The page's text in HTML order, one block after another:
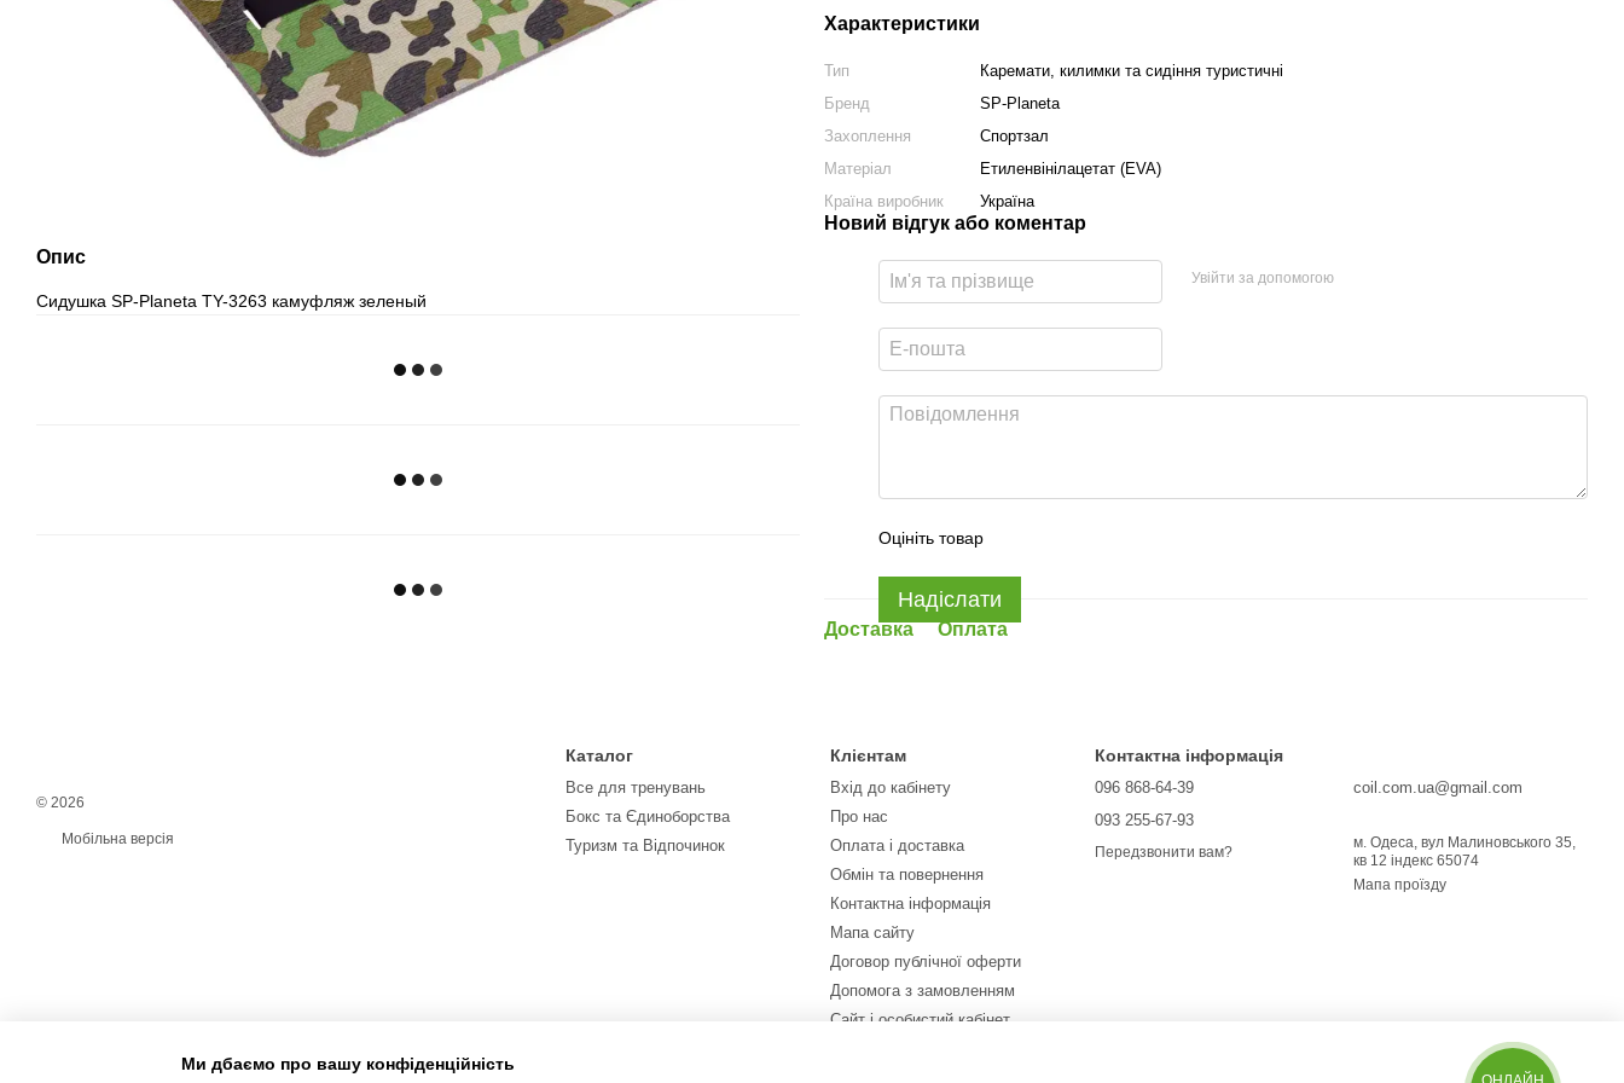
Опис
Сидушка SP-Planeta TY-3263 камуфляж зеленый
Характеристики
Тип
Каремати, килимки та сидіння туристичні
Бренд
SP-Planeta
Захоплення
Спортзал
Матеріал
Етиленвінілацетат (EVA)
Країна виробник
Україна
Новий відгук або коментар
Увійти за допомогою
Оцініть товар
Надіслати
Доставка Оплата
© 2026
Мобільна версія
Каталог
Все для тренувань
Бокс та Єдиноборства
Туризм та Відпочинок
Клієнтам
Вхід до кабінету
Про нас
Оплата і доставка
Обмін та повернення
Контактна інформація
Мапа сайту
Договор публічної оферти
Допомога з замовленням
Сайт і особистий кабінет
Контактна інформація
096 868-64-39
093 255-67-93
Передзвонити вам?
coil.com.ua@gmail.com
м. Одеса, вул Малиновського 35,
кв 12 індекс 65074
Мапа проїзду
Ми дбаємо про вашу конфіденційність